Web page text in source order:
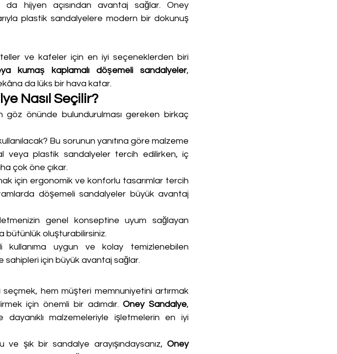
da hijyen açısından avantaj sağlar. Oney
plastik sandalyelere modern bir dokunuş
ve kafeler için en iyi seçeneklerden biri
kumaş kaplamalı döşemeli sandalyeler,
da lüks bir hava katar.
Nasıl Seçilir?
önünde bulundurulması gereken birkaç
Bu sorunun yanıtına göre malzeme
veya plastik sandalyeler tercih edilirken, iç
çok öne çıkar.
için ergonomik ve konforlu tasarımlar tercih
döşemeli sandalyeler büyük avantaj
genel konseptine uyum sağlayan
oluşturabilirsiniz.
kullanıma uygun ve kolay temizlenebilen
için büyük avantaj sağlar.
hem müşteri memnuniyetini artırmak
için önemli bir adımdır. Oney Sandalye,
dayanıklı malzemeleriyle işletmelerin en iyi
şık bir sandalye arayışındaysanız, Oney